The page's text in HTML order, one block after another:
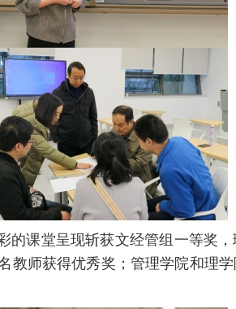
课堂呈现斩获文经管组一等奖
师获得优秀奖；管理学院和理学